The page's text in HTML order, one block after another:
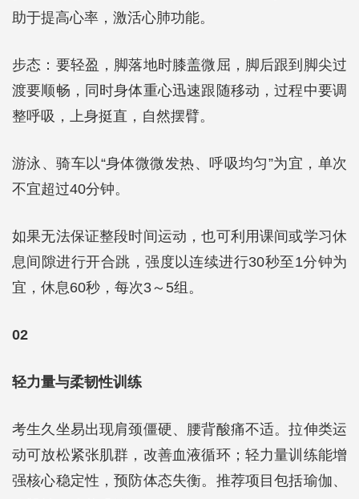
助于提高心率，激活心肺功能。
步态：要轻盈，脚落地时膝盖微屈，脚后跟到脚尖过
渡要顺畅，同时身体重心迅速跟随移动，过程中要调
整呼吸，上身挺直，自然摆臂。
游泳、骑车以“身体微微发热、呼吸均匀”为宜，单次
不宜超过40分钟。
如果无法保证整段时间运动，也可利用课间或学习休
息间隙进行开合跳，强度以连续进行30秒至1分钟为
宜，休息60秒，每次3～5组。
02
轻力量与柔韧性训练
考生久坐易出现肩颈僵硬、腰背酸痛不适。拉伸类运
动可放松紧张肌群，改善血液循环；轻力量训练能增
强核心稳定性，预防体态失衡。推荐项目包括瑜伽、